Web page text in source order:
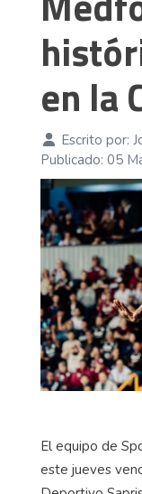
en la
Escrito por:
Publicado: 05
El equipo de
este jueves